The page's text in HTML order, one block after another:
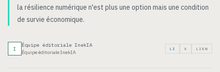
la résilience numérique n'est plus une option mais une condition
de survie économique.
I
Équipe éditoriale InekIA
Équipe éditoriale InekIA
LI X LIEN